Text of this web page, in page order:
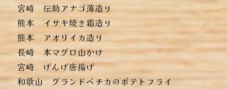
︎宮崎 伝助アナゴ薄造り
︎熊本 イサキ焼き霜造り
︎熊本 アオリイカ造り
︎長崎 本マグロ山かけ
︎宮崎 げんげ唐揚げ
︎和歌山 グランドペチカのポテトフライ